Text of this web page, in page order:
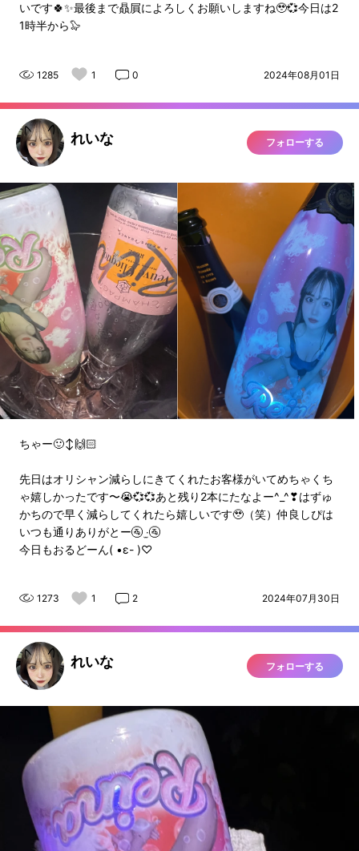
いです🍀✨最後まで贔屓によろしくお願いしますね🥹💞今日は2
1時半から🦭
1285 1 0 2024年08月01日
れいな フォローする
ちゃー🙂‍↕️🙌🏻
先日はオリシャン減らしにきてくれたお客様がいてめちゃくち
ゃ嬉しかったです〜😭💞💞あと残り2本にたなよー^_^❣はずゅ
かちので早く減らしてくれたら嬉しいです🥹（笑）仲良しぴは
いつも通りありがとー🚰 ‧̫🚰
今日もおるどーん( •ε- )♡
1273 1 2 2024年07月30日
れいな フォローする